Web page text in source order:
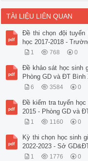
TÀI LIỆU LIÊN QUAN
Đề thi chọn đội tuyển
học 2017-2018 -
1 768 0
Đề khảo sát học sinh
Phòng GD và ĐT Bình
6 3584 0
Đề kiểm tra tuyển học
2015 - Phòng GD và
1 1160 0
Kỳ thi chọn học sinh
2022-2023 - Sở
1 1776 0